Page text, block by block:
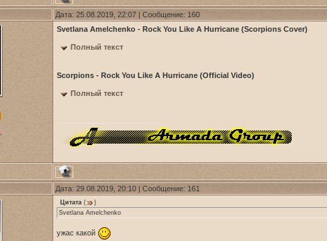
Дата: 25.08.2019, 22:07 | Сообщение: 160
Svetlana Amelchenko - Rock You Like A Hurricane (Scorpions Cover)
Полный текст
Scorpions - Rock You Like A Hurricane (Official Video)
Полный текст
Дата: 29.08.2019, 20:10 | Сообщение: 161
Цитата (
)
Svetlana Amelchenko
ужас какой